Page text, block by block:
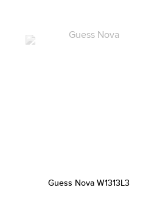
Guess Nova W1313L3